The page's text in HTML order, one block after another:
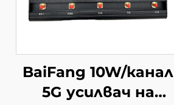
BaiFang 10W/канал
5G усилвач на